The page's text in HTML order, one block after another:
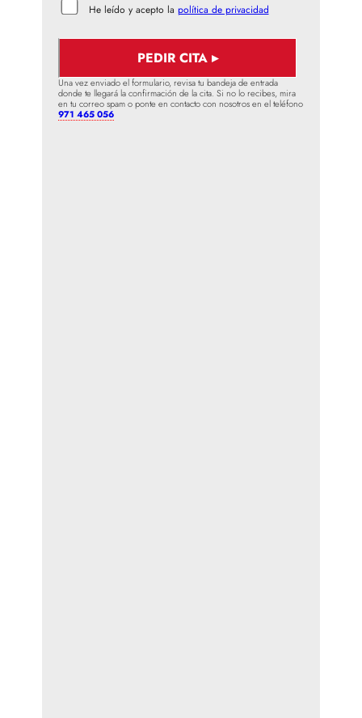
He leído y acepto la política de privacidad
Una vez enviado el formulario, revisa tu bandeja de entrada
donde te llegará la confirmación de la cita. Si no lo recibes, mira
en tu correo spam o ponte en contacto con nosotros en el teléfono
971 465 056